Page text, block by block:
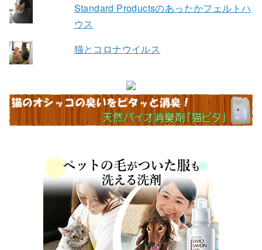
Standard Productsのあったかフェルトハ
ウス
猫とコロナウイルス